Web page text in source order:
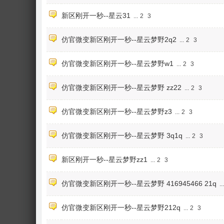
新区刚开一秒--星云31 ... 2 3
仿官微变新区刚开一秒--星云梦野2q2 ... 2 3
仿官微变新区刚开一秒--星云梦野w1 ... 2 3
仿官微变新区刚开一秒--星云梦野 zz22 ... 2 3
仿官微变新区刚开一秒--星云梦野z3 ... 2 3
仿官微变新区刚开一秒--星云梦野 3q1q ... 2 3
新区刚开一秒--星云梦野zz1 ... 2 3
仿官微变新区刚开一秒--星云梦野 416945466 21q ...
仿官微变新区刚开一秒--星云梦野212q ... 2 3